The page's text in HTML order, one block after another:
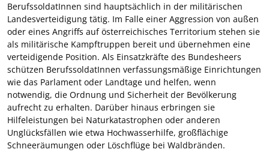
BerufssoldatInnen sind hauptsächlich in der militärischen
Landesverteidigung tätig. Im Falle einer Aggression von außen
oder eines Angriffs auf österreichisches Territorium stehen sie
als militärische Kampftruppen bereit und übernehmen eine
verteidigende Position. Als Einsatzkräfte des Bundesheers
schützen BerufssoldatInnen verfassungsmäßige Einrichtungen
wie das Parlament oder Landtage und helfen, wenn
notwendig, die Ordnung und Sicherheit der Bevölkerung
aufrecht zu erhalten. Darüber hinaus erbringen sie
Hilfeleistungen bei Naturkatastrophen oder anderen
Unglücksfällen wie etwa Hochwasserhilfe, großflächige
Schneeräumungen oder Löschflüge bei Waldbränden.